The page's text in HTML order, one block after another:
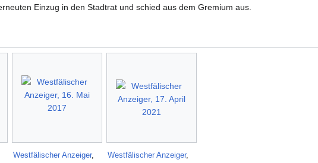
Einzug in den Stadtrat und schied aus dem Gremium aus.
Westfälischer Anzeiger,
Westfälischer Anzeiger,